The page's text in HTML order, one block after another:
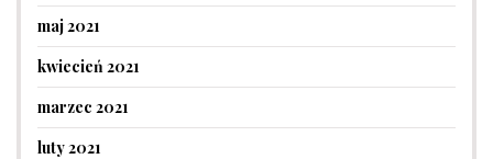
maj 2021
kwiecień 2021
marzec 2021
luty 2021